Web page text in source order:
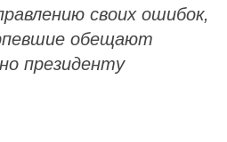
своих ошибок,
обещают
президенту